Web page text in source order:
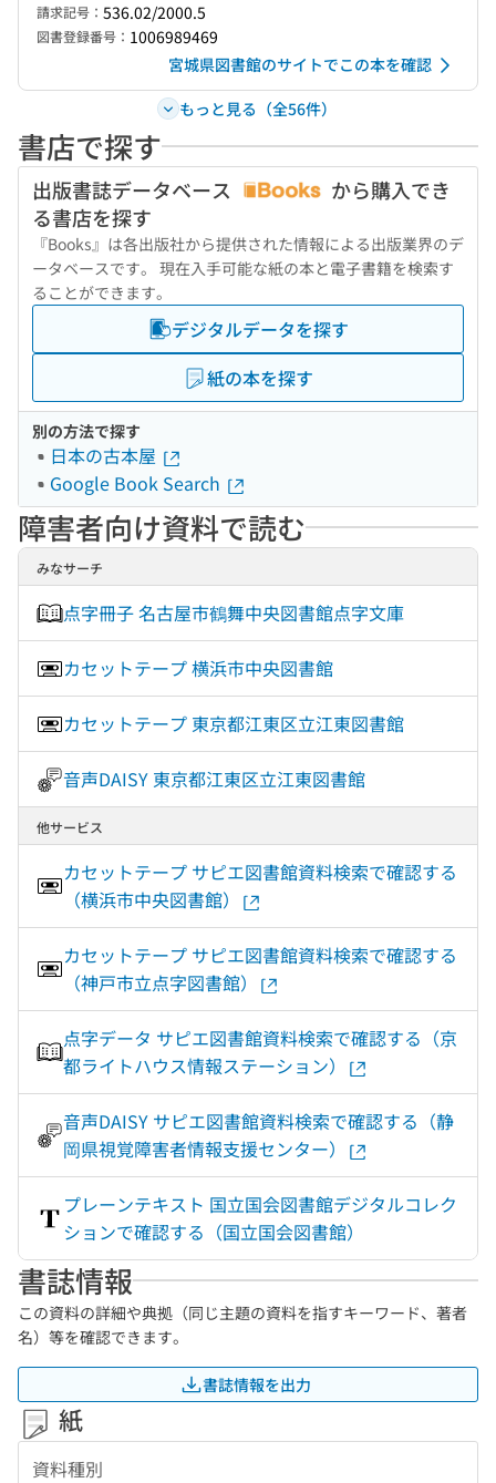
請求記号： 536.02/2000.5
図書登録番号： 1006989469
宮城県図書館のサイトでこの本を確認
もっと見る（全56件）
書店で探す
出版書誌データベース
から購入でき
る書店を探す
『Books』は各出版社から提供された情報による出版業界のデ
ータベースです。 現在入手可能な紙の本と電子書籍を検索す
ることができます。
デジタルデータを探す
紙の本を探す
別の方法で探す
日本の古本屋
Google Book Search
障害者向け資料で読む
みなサーチ
点字冊子 名古屋市鶴舞中央図書館点字文庫
カセットテープ 横浜市中央図書館
カセットテープ 東京都江東区立江東図書館
音声DAISY 東京都江東区立江東図書館
他サービス
カセットテープ サピエ図書館資料検索で確認する
（横浜市中央図書館）
カセットテープ サピエ図書館資料検索で確認する
（神戸市立点字図書館）
点字データ サピエ図書館資料検索で確認する（京
都ライトハウス情報ステーション）
音声DAISY サピエ図書館資料検索で確認する（静
岡県視覚障害者情報支援センター）
プレーンテキスト 国立国会図書館デジタルコレク
ションで確認する（国立国会図書館）
書誌情報
この資料の詳細や典拠（同じ主題の資料を指すキーワード、著者
名）等を確認できます。
書誌情報を出力
紙
資料種別